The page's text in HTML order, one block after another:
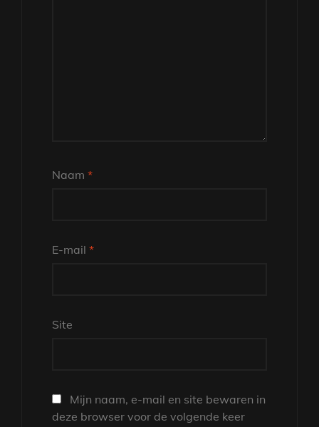
Naam *
E-mail *
Site
Mijn naam, e-mail en site bewaren in
deze browser voor de volgende keer